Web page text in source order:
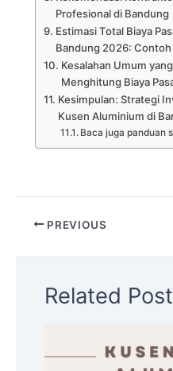
Profesional di Bandung
Estimasi Total Biaya
Bandung 2026:
Kesalahan Umum
Menghitung Biaya
Kesimpulan: Strategi
Kusen Aluminium di
Baca juga panduan
PREVIOUS
Related